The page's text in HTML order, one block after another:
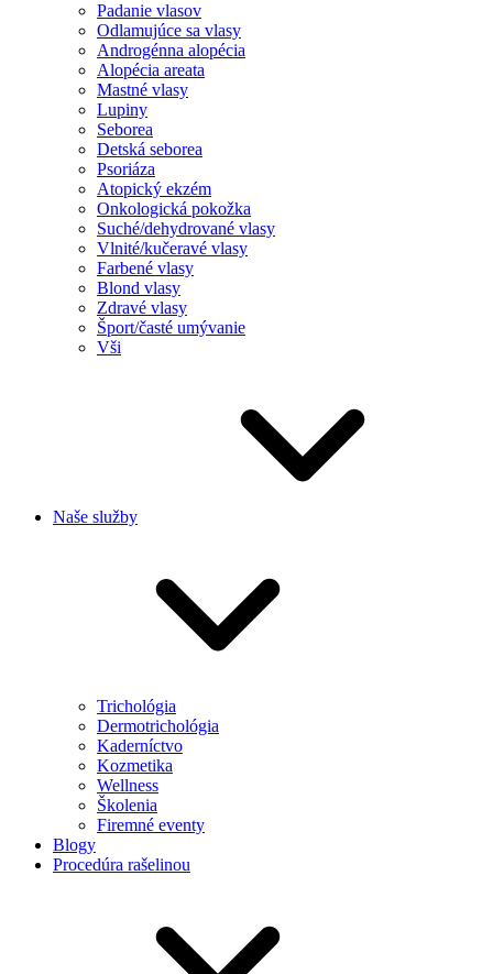
Padanie vlasov
Odlamujúce sa vlasy
Androgénna alopécia
Alopécia areata
Mastné vlasy
Lupiny
Seborea
Detská seborea
Psoriáza
Atopický ekzém
Onkologická pokožka
Suché/dehydrované vlasy
Vlnité/kučeravé vlasy
Farbené vlasy
Blond vlasy
Zdravé vlasy
Šport/časté umývanie
Vši
Naše služby
Trichológia
Dermotrichológia
Kaderníctvo
Kozmetika
Wellness
Školenia
Firemné eventy
Blogy
Procedúra rašelinou